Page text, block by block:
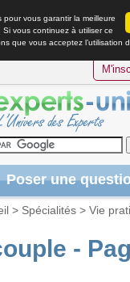
pour vous garantir la meilleure
vous continuez à utiliser ce
que vous acceptez l’utilisation
Poser une
> Spécialités >Vie
-